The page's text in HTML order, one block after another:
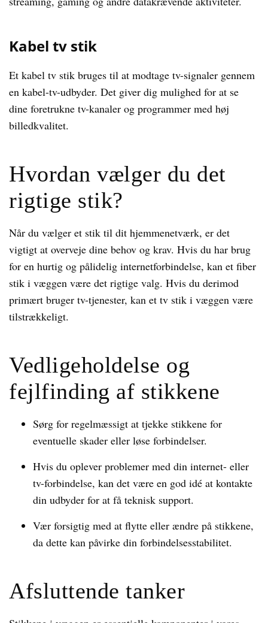
Kabel tv stik
Et kabel tv stik bruges til at modtage tv-signaler gennem
en kabel-tv-udbyder. Det giver dig mulighed for at se
dine foretrukne tv-kanaler og programmer med høj
billedkvalitet.
Hvordan vælger du det
rigtige stik?
Når du vælger et stik til dit hjemmenetværk, er det
vigtigt at overveje dine behov og krav. Hvis du har brug
for en hurtig og pålidelig internetforbindelse, kan et fiber
stik i væggen være det rigtige valg. Hvis du derimod
primært bruger tv-tjenester, kan et tv stik i væggen være
tilstrækkeligt.
Vedligeholdelse og
fejlfinding af stikkene
Sørg for regelmæssigt at tjekke stikkene for
eventuelle skader eller løse forbindelser.
Hvis du oplever problemer med din internet- eller
tv-forbindelse, kan det være en god idé at kontakte
din udbyder for at få teknisk support.
Vær forsigtig med at flytte eller ændre på stikkene,
da dette kan påvirke din forbindelsesstabilitet.
Afsluttende tanker